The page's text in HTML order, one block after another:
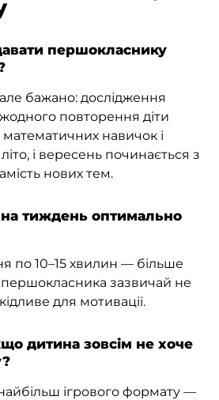
першокласнику
бажано: дослідження
повторення діти
навичок і
і вересень починається з
нових тем.
на тиждень оптимально
по 10–15 хвилин — більше
зазвичай не
для мотивації.
дитина зовсім не хоче
ігрового формату —